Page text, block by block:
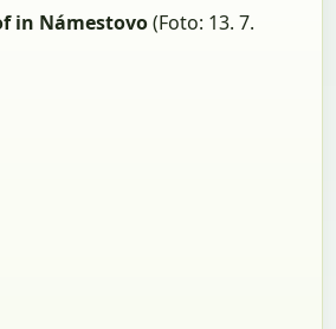
in Námestovo(Foto: 13. 7.